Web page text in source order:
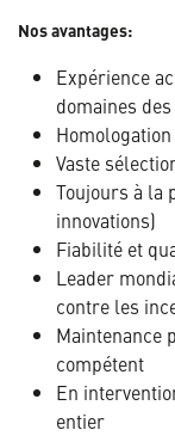
Nos avantages:
Expérience
domaines
Vaste
Toujours à la
innovations)
Fiabilité et
Leader
contre les
Maintenance
compétent
En
entier